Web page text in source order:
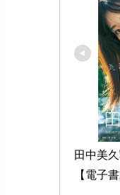
田中美
【電子